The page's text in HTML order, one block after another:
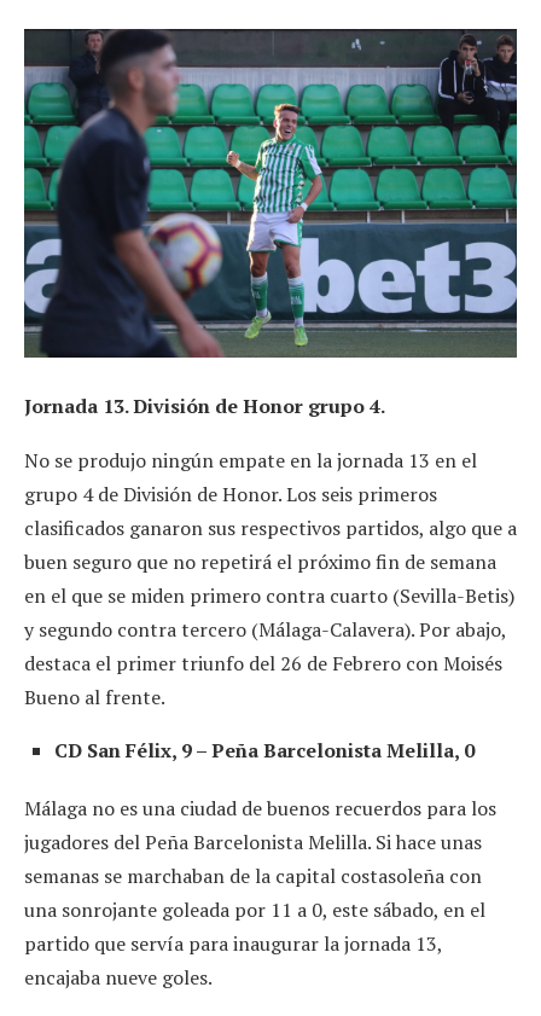
Jornada 13. División de Honor grupo 4.
No se produjo ningún empate en la jornada 13 en el
grupo 4 de División de Honor. Los seis primeros
clasificados ganaron sus respectivos partidos, algo que a
buen seguro que no repetirá el próximo fin de semana
en el que se miden primero contra cuarto (Sevilla-Betis)
y segundo contra tercero (Málaga-Calavera). Por abajo,
destaca el primer triunfo del 26 de Febrero con Moisés
Bueno al frente.
CD San Félix, 9 – Peña Barcelonista Melilla, 0
Málaga no es una ciudad de buenos recuerdos para los
jugadores del Peña Barcelonista Melilla. Si hace unas
semanas se marchaban de la capital costasoleña con
una sonrojante goleada por 11 a 0, este sábado, en el
partido que servía para inaugurar la jornada 13,
encajaba nueve goles.